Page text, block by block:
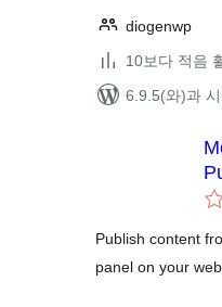
diogenwp
10보다 적음
6.9.5(와)과 시
Publish content
panel on your